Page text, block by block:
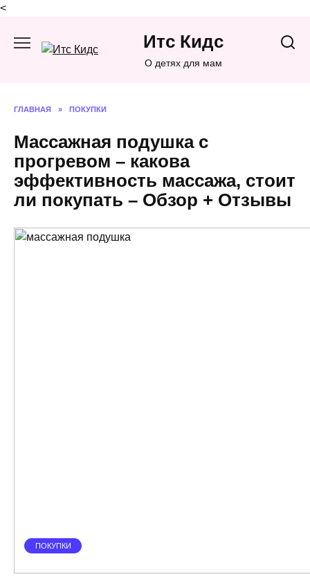
<
содержанию
Итс Кидс
О детях для мам
ГЛАВНАЯ » ПОКУПКИ
Массажная подушка с
прогревом – какова
эффективность массажа, стоит
ли покупать – Обзор + Отзывы
ПОКУПКИ